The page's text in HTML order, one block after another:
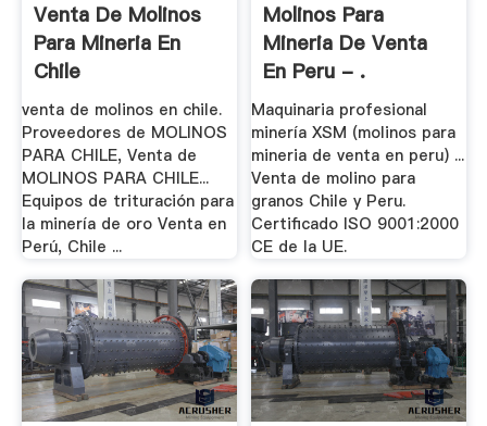
Venta De Molinos
Para Mineria En
Chile
venta de molinos en chile.
Proveedores de MOLINOS
PARA CHILE, Venta de
MOLINOS PARA CHILE...
Equipos de trituración para
la minería de oro Venta en
Perú, Chile ...
Molinos Para
Mineria De Venta
En Peru - .
Maquinaria profesional
minería XSM (molinos para
mineria de venta en peru) ...
Venta de molino para
granos Chile y Peru.
Certificado ISO 9001:2000
CE de la UE.